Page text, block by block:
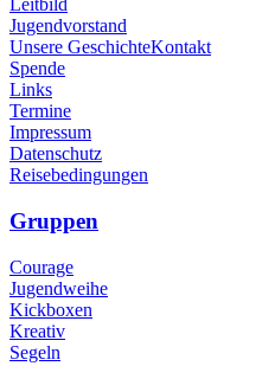
Leitbild
Jugendvorstand
Unsere GeschichteKontakt
Spende
Links
Termine
Impressum
Datenschutz
Reisebedingungen
Gruppen
Courage
Jugendweihe
Kickboxen
Kreativ
Segeln